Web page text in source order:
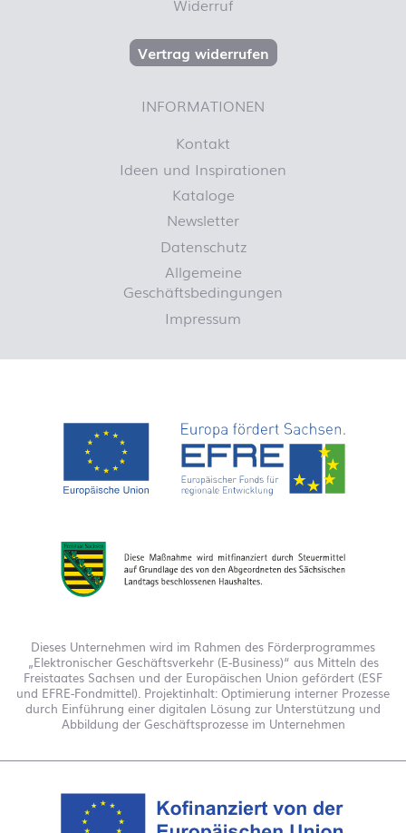
Vertrag widerrufen
INFORMATIONEN
Kontakt
Ideen und Inspirationen
Kataloge
Newsletter
Datenschutz
Allgemeine
Geschäftsbedingungen
Impressum
Dieses Unternehmen wird im Rahmen des Förderprogrammes
„Elektronischer Geschäftsverkehr (E-Business)“ aus Mitteln des
Freistaates Sachsen und der Europäischen Union gefördert (ESF
und EFRE-Fondmittel). Projektinhalt: Optimierung interner Prozesse
durch Einführung einer digitalen Lösung zur Unterstützung und
Abbildung der Geschäftsprozesse im Unternehmen